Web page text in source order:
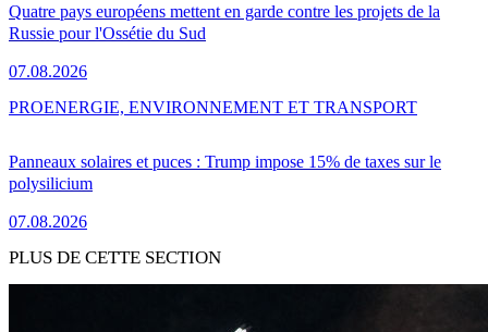
Quatre pays européens mettent en garde contre les projets de la
Russie pour l'Ossétie du Sud
07.08.2026
Panneaux solaires et puces : Trump impose 15% de taxes sur le
polysilicium
07.08.2026
PROENERGIE, ENVIRONNEMENT ET TRANSPORT
PLUS DE CETTE SECTION